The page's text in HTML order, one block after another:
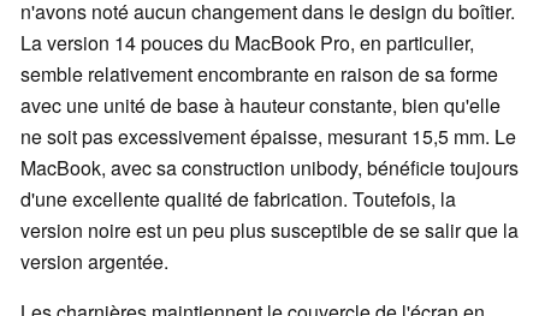
n'avons noté aucun changement dans le design du boîtier.
La version 14 pouces du MacBook Pro, en particulier,
semble relativement encombrante en raison de sa forme
avec une unité de base à hauteur constante, bien qu'elle
ne soit pas excessivement épaisse, mesurant 15,5 mm. Le
MacBook, avec sa construction unibody, bénéficie toujours
d'une excellente qualité de fabrication. Toutefois, la
version noire est un peu plus susceptible de se salir que la
version argentée.